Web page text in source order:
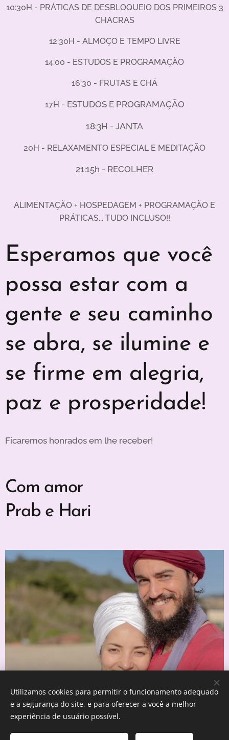
10:30H - PRÁTICAS DE DESBLOQUEIO DOS PRIMEIROS 3
CHACRAS
12:30H - ALMOÇO E TEMPO LIVRE
14:00 - ESTUDOS E PROGRAMAÇÃO
16:30 - FRUTAS E CHÁ
17H - ESTUDOS E PROGRAMAÇÃO
18:3H - JANTA
20H - RELAXAMENTO ESPECIAL E MEDITAÇÃO
21:15h - RECOLHER
ALIMENTAÇÃO + HOSPEDAGEM + PROGRAMAÇÃO E
PRÁTICAS... TUDO INCLUSO!!
Esperamos que você
possa estar com a
gente e seu caminho
se abra, se ilumine e
se firme em alegria,
paz e prosperidade!
Ficaremos honrados em lhe receber!
Com amor
Prab e Hari
ViverEmYoga | Todos os direitos reservados 2018
Utilizamos cookies para permitir o funcionamento adequado
e a segurança do site, e para oferecer a você a melhor
experiência de usuário possível.